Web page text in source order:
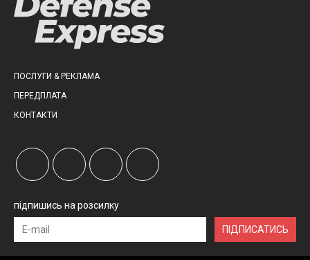
ПОСЛУГИ & РЕКЛАМА
ПЕРЕДПЛАТА
КОНТАКТИ
підпишись на розсилку
ПІДПИСАТИСЬ